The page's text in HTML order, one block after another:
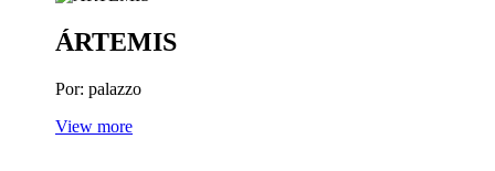
ÁRTEMIS
Por: palazzo
View more